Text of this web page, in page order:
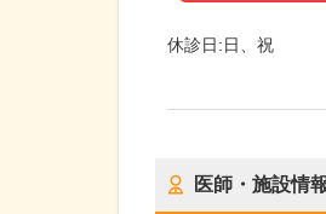
休診日:日、祝
医師・施設情